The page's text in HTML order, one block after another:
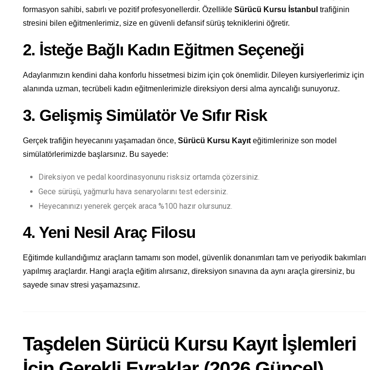
formasyon sahibi, sabırlı ve pozitif profesyonellerdir. Özellikle Sürücü Kursu İstanbul trafiğinin
stresini bilen eğitmenlerimiz, size en güvenli defansif sürüş tekniklerini öğretir.
2. İsteğe Bağlı Kadın Eğitmen Seçeneği
Adaylarımızın kendini daha konforlu hissetmesi bizim için çok önemlidir. Dileyen kursiyerlerimiz için
alanında uzman, tecrübeli kadın eğitmenlerimizle direksiyon dersi alma ayrıcalığı sunuyoruz.
3. Gelişmiş Simülatör Ve Sıfır Risk
Gerçek trafiğin heyecanını yaşamadan önce, Sürücü Kursu Kayıt eğitimlerinize son model
simülatörlerimizde başlarsınız. Bu sayede:
Direksiyon ve pedal koordinasyonunu risksiz ortamda çözersiniz.
Gece sürüşü, yağmurlu hava senaryolarını test edersiniz.
Heyecanınızı yenerek gerçek araca %100 hazır olursunuz.
4. Yeni Nesil Araç Filosu
Eğitimde kullandığımız araçların tamamı son model, güvenlik donanımları tam ve periyodik bakımları
yapılmış araçlardır. Hangi araçla eğitim alırsanız, direksiyon sınavına da aynı araçla girersiniz, bu
sayede sınav stresi yaşamazsınız.
Taşdelen Sürücü Kursu Kayıt İşlemleri